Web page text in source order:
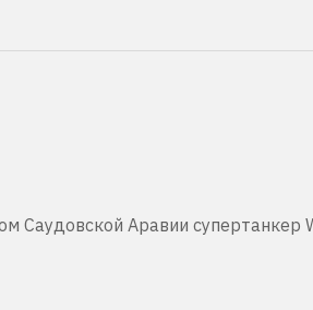
Саудовской Аравии супертанкер